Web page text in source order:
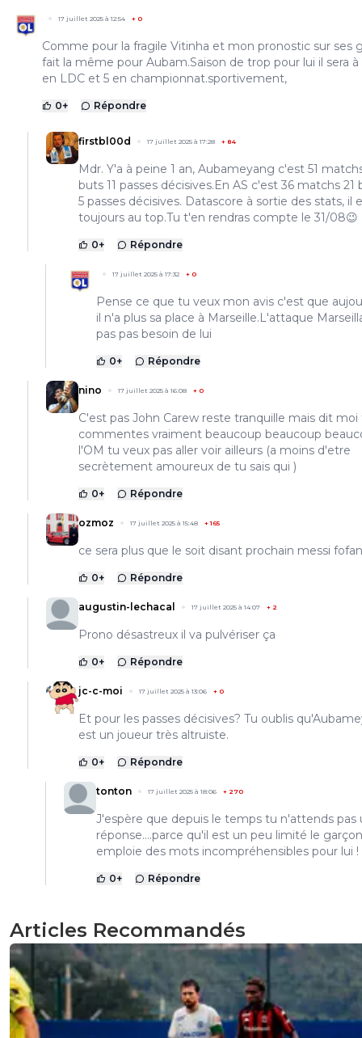
17 juillet 2025 à 12:54 + 0
Comme pour la fragile Vitinha et mon pronostic sur ses
fait la même pour Aubam.Saison de trop pour lui il sera
en LDC et 5 en championnat.sportivement,
0+ Répondre
firstbl00d 17 juillet 2025 à 17:28 + 84
Mdr. Y'a à peine 1 an, Aubameyang c'est 51
buts 11 passes décisives.En AS c'est 36 matchs 21
5 passes décisives. Datascore à sortie des stats, il
toujours au top.Tu t'en rendras compte le 31/08😉
0+ Répondre
17 juillet 2025 à 17:32 + 0
Pense ce que tu veux mon avis c'est que
il n'a plus sa place à Marseille.L'attaque
pas pas besoin de lui
0+ Répondre
nino 17 juillet 2025 à 16:08 + 0
C'est pas John Carew reste tranquille mais dit moi
commentes vraiment beaucoup beaucoup
l'OM tu veux pas aller voir ailleurs (a moins d'etre
secrètement amoureux de tu sais qui )
0+ Répondre
ozmoz 17 juillet 2025 à 15:48 +165
ce sera plus que le soit disant prochain messi
0+ Répondre
augustin-lechacal 17 juillet 2025 à 14:07 + 2
Prono désastreux il va pulvériser ça
0+ Répondre
jc-c-moi 17 juillet 2025 à 13:06 + 0
Et pour les passes décisives? Tu oublis
est un joueur très altruiste.
0+ Répondre
tonton 17 juillet 2025 à 18:06 + 270
J'espère que depuis le temps tu n'attends pas
réponse....parce qu'il est un peu limité le
emploie des mots incompréhensibles pour lui !
0+ Répondre
Articles Recommandés